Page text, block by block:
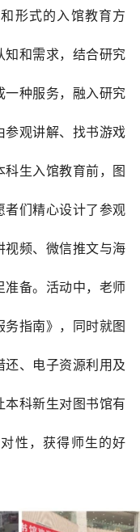
形式的入馆教育方
知和需求，结合研究
一种服务，融入研究
参观讲解、找书游戏
生入馆教育前，图
者们精心设计了参观
视频、微信推文与海
备。活动中，老师
指南》，同时就图
还、电子资源利用及
科新生对图书馆有
性，获得师生的好